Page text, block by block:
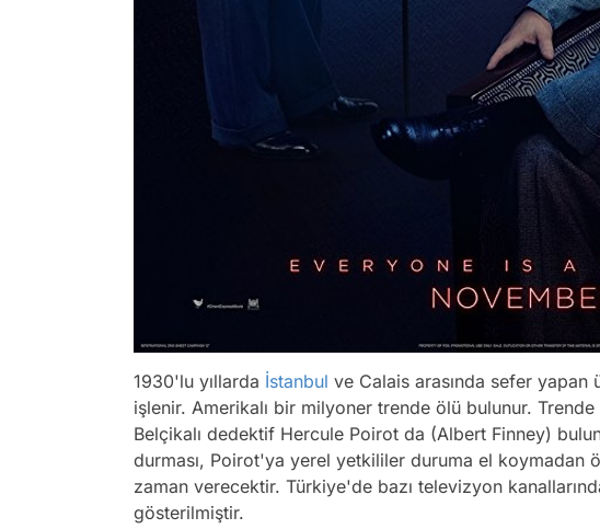
1930'lu yıllarda İstanbul ve Calais arasında sefer
işlenir. Amerikalı bir milyoner trende ölü bulunur.
Belçikalı dedektif Hercule Poirot da (Albert Finney)
durması, Poirot'ya yerel yetkililer duruma el koymadan
zaman verecektir. Türkiye'de bazı televizyon
gösterilmiştir.